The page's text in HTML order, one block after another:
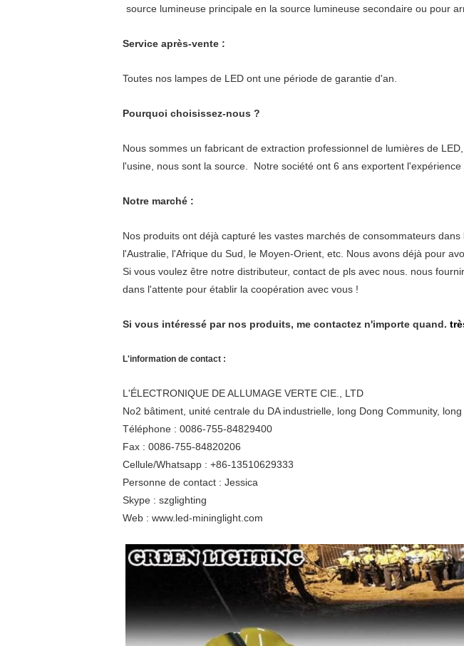
source lumineuse principale en la source lumineuse secondaire ou pour
Service après-vente :
Toutes nos lampes de LED ont une période de garantie d'an.
Pourquoi choisissez-nous ?
Nous sommes un fabricant de extraction professionnel de lumières de
l'usine, nous sont la source. Notre société ont 6 ans exportent
Notre marché :
Nos produits ont déjà capturé les vastes marchés de consommateurs
l'Australie, l'Afrique du Sud, le Moyen-Orient, etc. Nous avons déjà pour
Si vous voulez être notre distributeur, contact de pls avec nous. nous
dans l'attente pour établir la coopération avec vous !
Si vous intéressé par nos produits, me contactez n'importe quand.
L'information de contact :
L'ÉLECTRONIQUE DE ALLUMAGE VERTE CIE., LTD
No2 bâtiment, unité centrale du DA industrielle, long Dong Community,
Téléphone : 0086-755-84829400
Fax : 0086-755-84820206
Cellule/Whatsapp : +86-13510629333
Personne de contact : Jessica
Skype : szglighting
Web : www.led-mininglight.com